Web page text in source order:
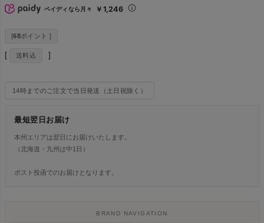
ペイディなら月々 ￥1,246
[68ポイント ]
送料込
14時までのご注文で当日発送（土日祝除く）
最短翌日お届け
本州エリアは翌日にお届けいたします。
（北海道・九州は中1日）
ポスト投函でのお届けとなります。
BRAND NAVIGATION